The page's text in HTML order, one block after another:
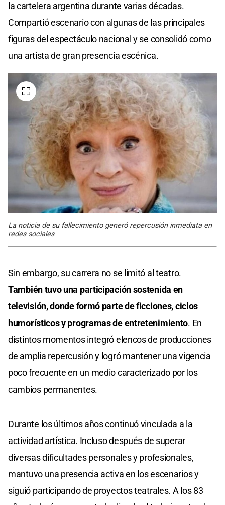
la cartelera argentina durante varias décadas.
Compartió escenario con algunas de las principales
figuras del espectáculo nacional y se consolidó como
una artista de gran presencia escénica.
La noticia de su fallecimiento generó repercusión inmediata en
redes sociales
Sin embargo, su carrera no se limitó al teatro.
También tuvo una participación sostenida en
televisión, donde formó parte de ficciones, ciclos
humorísticos y programas de entretenimiento. En
distintos momentos integró elencos de producciones
de amplia repercusión y logró mantener una vigencia
poco frecuente en un medio caracterizado por los
cambios permanentes.
Durante los últimos años continuó vinculada a la
actividad artística. Incluso después de superar
diversas dificultades personales y profesionales,
mantuvo una presencia activa en los escenarios y
siguió participando de proyectos teatrales. A los 83